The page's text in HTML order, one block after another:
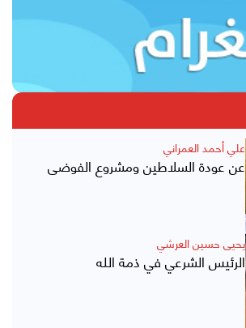
علي أحمد العمراني
عن عودة السلاطين ومشروع الفوضى
يحيى حسين العرشي
الرئيس الشرعي في ذمة الله